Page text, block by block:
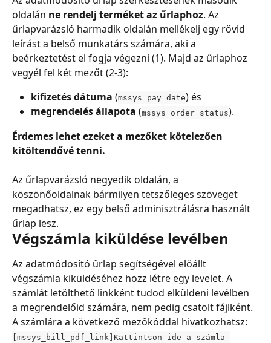
oldalán ne rendelj terméket az űrlaphoz. Az
űrlapvarázsló harmadik oldalán mellékelj egy rövid
leírást a belső munkatárs számára, aki a
beérkeztetést el fogja végezni (1). Majd az űrlaphoz
vegyél fel két mezőt (2-3):
kifizetés dátuma (mssys_pay_date) és
megrendelés állapota (mssys_order_status).
Érdemes lehet ezeket a mezőket kötelezően
kitöltendővé tenni.
Az űrlapvarázsló negyedik oldalán, a
köszönőoldalnak bármilyen tetszőleges szöveget
megadhatsz, ez egy belső adminisztrálásra használt
űrlap lesz.
Végszámla kiküldése levélben
Az adatmódosító űrlap segítségével előállt
végszámla kiküldéséhez hozz létre egy levelet. A
számlát letölthető linkként tudod elküldeni levélben
a megrendelőid számára, nem pedig csatolt fájlként.
A számlára a következő mezőkóddal hivatkozhatsz:
[mssys_bill_pdf_link]Kattintson ide a számla